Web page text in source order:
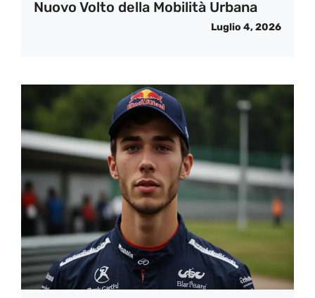
Nuovo Volto della Mobilità Urbana
Luglio 4, 2026